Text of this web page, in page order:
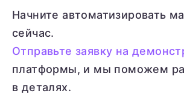
Начните автоматизировать
сейчас.
Отправьте заявку на
платформы, и мы поможем
в деталях.